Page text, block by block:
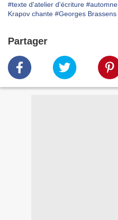
#texte d'atelier d'écriture #automne
Krapov chante #Georges Brassens
Partager